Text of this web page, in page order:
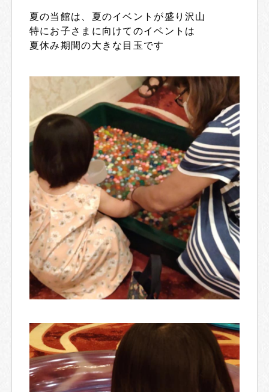
夏の当館は、夏のイベントが盛り沢山
特にお子さまに向けてのイベントは
夏休み期間の大きな目玉です